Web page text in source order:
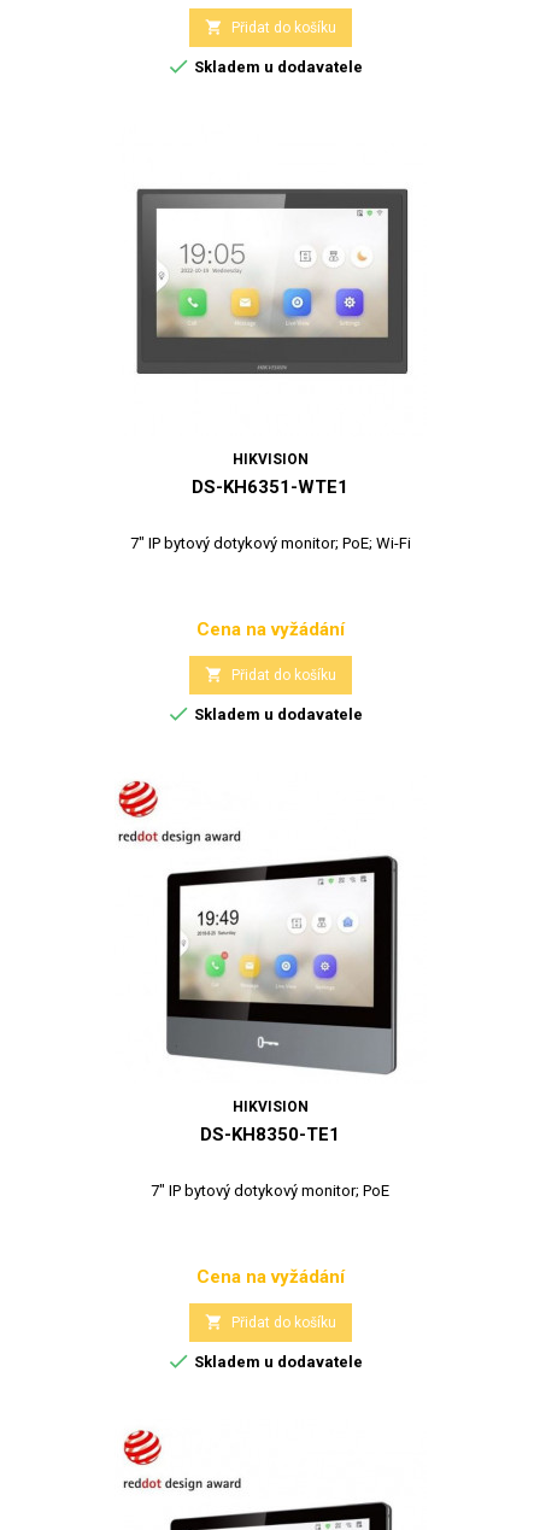
 Přidat do košíku
 Skladem u dodavatele
HIKVISION
DS-KH6351-WTE1
7" IP bytový dotykový monitor; PoE; Wi-Fi
Cena
Cena na vyžádání
 Přidat do košíku
 Skladem u dodavatele
HIKVISION
DS-KH8350-TE1
7" IP bytový dotykový monitor; PoE
Cena
Cena na vyžádání
 Přidat do košíku
 Skladem u dodavatele